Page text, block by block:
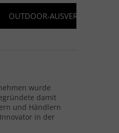
OUTDOOR-AUSVERKAUF
wurde
damit
und Händlern
in der